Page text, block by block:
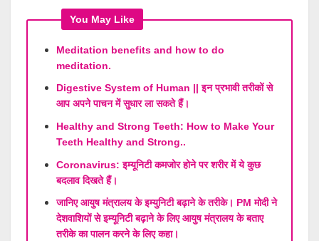
You May Like
Meditation benefits and how to do
meditation.
Digestive System of Human || इन प्रभावी तरीकों से
आप अपने पाचन में सुधार ला सकते हैं।
Healthy and Strong Teeth: How to Make Your
Teeth Healthy and Strong..
Coronavirus: इम्यूनिटी कमजोर होने पर शरीर में ये कुछ
बदलाव दिखते हैं।
जानिए आयुष मंत्रालय के इम्युनिटी बढ़ाने के तरीके। PM मोदी ने
देशवाशियों से इम्यूनिटी बढ़ाने के लिए आयुष मंत्रालय के बताए
तरीके का पालन करने के लिए कहा।